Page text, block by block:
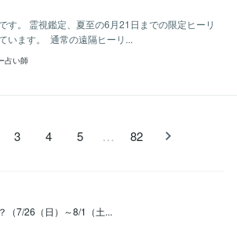
す。 霊視鑑定、夏至の6月21日までの限定ヒーリ
います。 通常の遠隔ヒーリ...
占い師
3 4 5 … 82
（7/26（日）～8/1（土...